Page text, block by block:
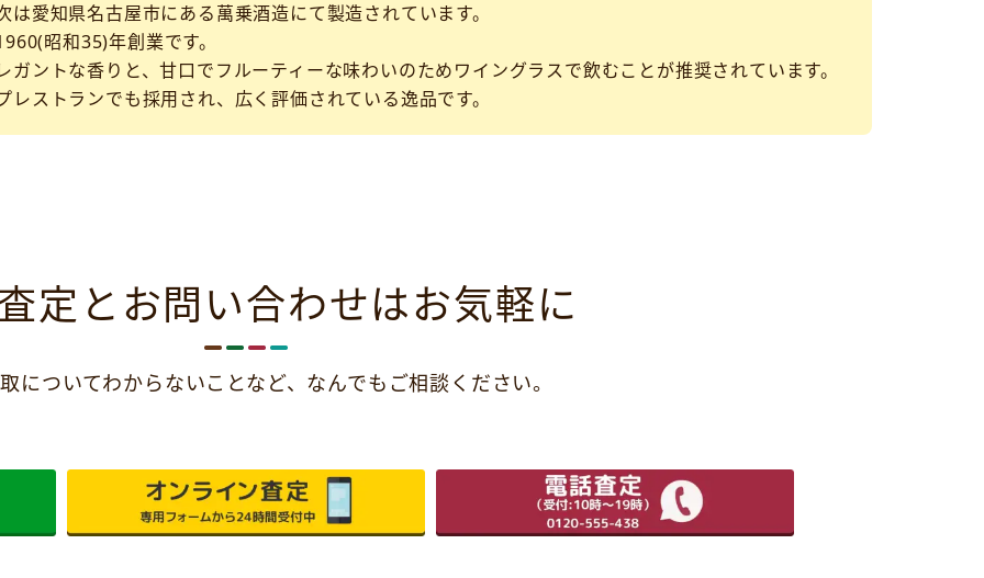
は愛知県名古屋市にある萬乗酒造にて製造されています。
昭和35)年創業です。
ガントな香りと、甘口でフルーティーな味わいのためワイングラスで飲むことが推奨されています。
レストランでも採用され、広く評価されている逸品です。
定とお問い合わせはお気軽に
についてわからないことなど、 なんでもご相談ください。